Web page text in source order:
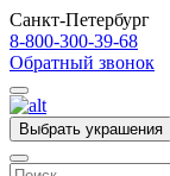
Санкт-Петербург
8-800-300-39-68
Обратный звонок
Выбрать украшения